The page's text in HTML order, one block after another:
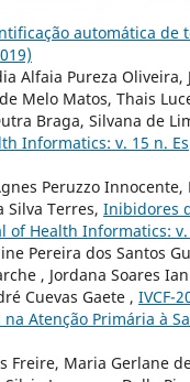
automática de
Alfaia Pureza
Melo Matos, Thais
Braga, Silvana de
Informatics: v. 15 n.
Peruzzo
Silva Terres, Inibidores
of Health Informatics: v.
Pereira dos Santos
, Jordana Soares
Cuevas Gaete , IVCF-
Atenção Primária à
Freire, Maria Gerlane